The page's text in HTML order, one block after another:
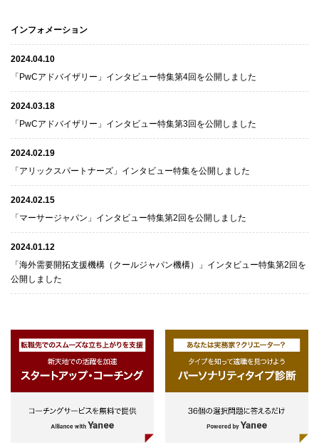
インフォメーション
2024.04.10
「PwCアドバイザリー」インタビュー特集第4回を公開しました
2024.03.18
「PwCアドバイザリー」インタビュー特集第3回を公開しました
2024.02.19
「アリックスパートナーズ」インタビュー特集を公開しました
2024.02.15
「マーサージャパン」インタビュー特集第2回を公開しました
2024.01.12
「海外需要開拓支援機構（クールジャパン機構）」インタビュー特集第2回を
公開しました